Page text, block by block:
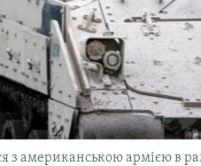
з американською армією в